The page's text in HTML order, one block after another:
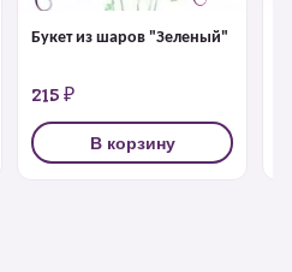
Букет из шаров "Зеленый"
215 ₽
В корзину